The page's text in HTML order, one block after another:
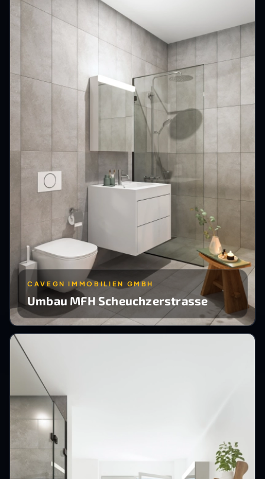
CAVEGN IMMOBILIEN GMBH
Umbau MFH Scheuchzerstrasse